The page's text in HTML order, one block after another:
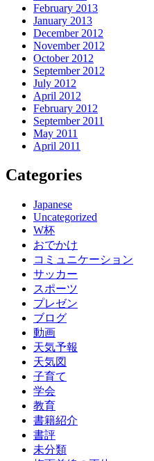
February 2013
January 2013
December 2012
November 2012
October 2012
September 2012
July 2012
April 2012
February 2012
September 2011
May 2011
April 2011
Categories
Japanese
Uncategorized
W杯
おでかけ
コミュニケーション
サッカー
スポーツ
プレゼン
ブログ
動画
天気予報
天気図
子育て
学会
教育
書籍紹介
書評
未分類